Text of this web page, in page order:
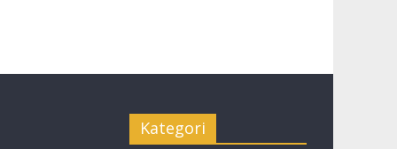
Kategori